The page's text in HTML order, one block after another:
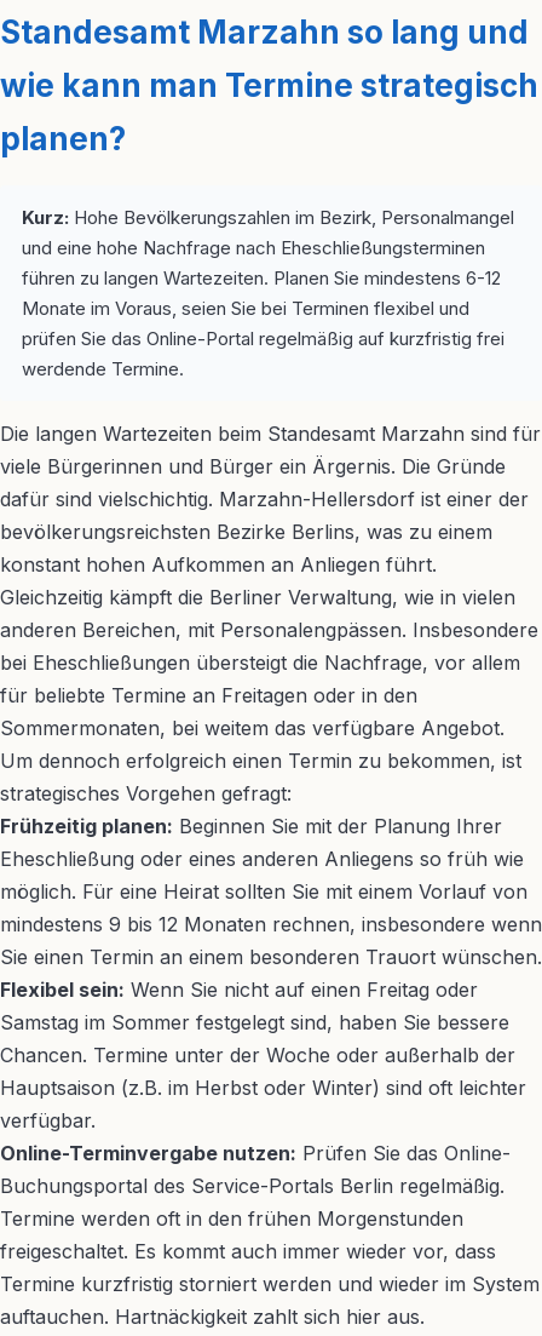
Standesamt Marzahn so lang und
wie kann man Termine strategisch
planen?
Kurz: Hohe Bevölkerungszahlen im Bezirk, Personalmangel
und eine hohe Nachfrage nach Eheschließungsterminen
führen zu langen Wartezeiten. Planen Sie mindestens 6-12
Monate im Voraus, seien Sie bei Terminen flexibel und
prüfen Sie das Online-Portal regelmäßig auf kurzfristig frei
werdende Termine.
Die langen Wartezeiten beim Standesamt Marzahn sind für
viele Bürgerinnen und Bürger ein Ärgernis. Die Gründe
dafür sind vielschichtig. Marzahn-Hellersdorf ist einer der
bevölkerungsreichsten Bezirke Berlins, was zu einem
konstant hohen Aufkommen an Anliegen führt.
Gleichzeitig kämpft die Berliner Verwaltung, wie in vielen
anderen Bereichen, mit Personalengpässen. Insbesondere
bei Eheschließungen übersteigt die Nachfrage, vor allem
für beliebte Termine an Freitagen oder in den
Sommermonaten, bei weitem das verfügbare Angebot.
Um dennoch erfolgreich einen Termin zu bekommen, ist
strategisches Vorgehen gefragt:
Frühzeitig planen: Beginnen Sie mit der Planung Ihrer
Eheschließung oder eines anderen Anliegens so früh wie
möglich. Für eine Heirat sollten Sie mit einem Vorlauf von
mindestens 9 bis 12 Monaten rechnen, insbesondere wenn
Sie einen Termin an einem besonderen Trauort wünschen.
Flexibel sein: Wenn Sie nicht auf einen Freitag oder
Samstag im Sommer festgelegt sind, haben Sie bessere
Chancen. Termine unter der Woche oder außerhalb der
Hauptsaison (z.B. im Herbst oder Winter) sind oft leichter
verfügbar.
Online-Terminvergabe nutzen: Prüfen Sie das Online-
Buchungsportal des Service-Portals Berlin regelmäßig.
Termine werden oft in den frühen Morgenstunden
freigeschaltet. Es kommt auch immer wieder vor, dass
Termine kurzfristig storniert werden und wieder im System
auftauchen. Hartnäckigkeit zahlt sich hier aus.